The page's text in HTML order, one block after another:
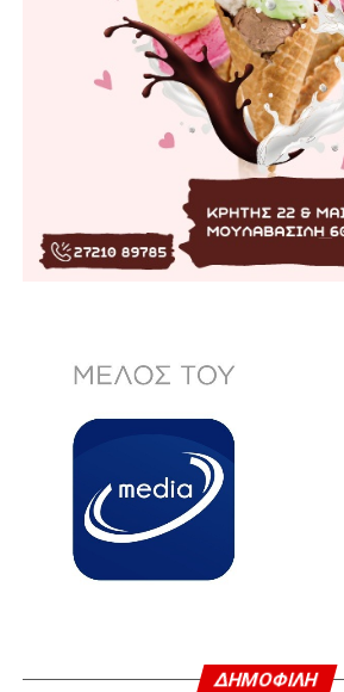
ΔΗΜΟΦΙΛΗ